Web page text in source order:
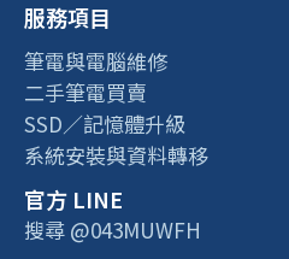
服務項目
筆電與電腦維修
二手筆電買賣
SSD／記憶體升級
系統安裝與資料轉移
官方 LINE
搜尋 @043MUWFH